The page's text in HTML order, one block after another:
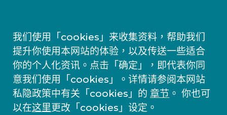
我们使用「cookies」来收集资料，帮助我们
提升你使用本网站的体验，以及传送一些适合
你的个人化资讯。点击「确定」，即代表你同
意我们使用「cookies」。详情请参阅本网站
私隐政策中有关「cookies」的 章节 。 你也可
以在这里更改「cookies」设定。